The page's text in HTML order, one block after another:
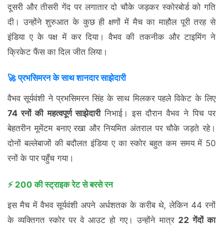
दूसरी और तीसरी गेंद पर लगातार दो चौके जड़कर स्कोरबोर्ड को गति
दी। उन्होंने शुरुआत के कुछ ही क्षणों में मैच का माहौल पूरी तरह से
इंडिया ए के पक्ष में कर दिया। वैभव की तकनीक और टाइमिंग ने
क्रिकेट फैंस का दिल जीत लिया।
🚀 प्रभसिमरन के साथ शानदार साझेदारी
वैभव सूर्यवंशी ने प्रभसिमरन सिंह के साथ मिलकर पहले विकेट के लिए
74 रनों की महत्वपूर्ण साझेदारीनिभाई। इस दौरान वैभव ने पिच पर
बेहतरीन मूमेंटम बनाए रखा और नियमित अंतराल पर चौके जड़ते रहे।
दोनों बल्लेबाजों की बदौलत इंडिया ए का स्कोर बहुत कम समय में 50
रनों के पार पहुँच गया।
⚡ 200 की स्ट्राइक रेट से बरसे रन
इस मैच में वैभव सूर्यवंशी अपने अर्धशतक के करीब थे, लेकिन 44 रनों
के व्यक्तिगत स्कोर पर वे आउट हो गए। उन्होंने मात्र 22 गेंदों का